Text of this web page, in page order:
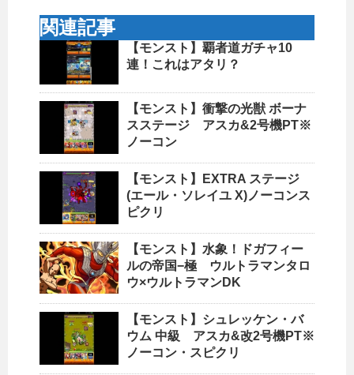
関連記事
【モンスト】覇者道ガチャ10
連！これはアタリ？
【モンスト】衝撃の光獣 ボーナ
スステージ アスカ&2号機PT※
ノーコン
【モンスト】EXTRA ステージ
(エール・ソレイユ X)ノーコンス
ピクリ
【モンスト】水象！ドガフィー
ルの帝国−極 ウルトラマンタロ
ウ×ウルトラマンDK
【モンスト】シュレッケン・バ
ウム 中級 アスカ&改2号機PT※
ノーコン・スピクリ